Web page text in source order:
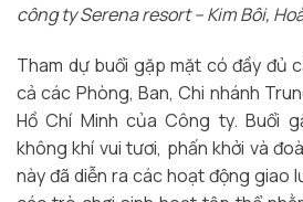
công ty Serena resort – Kim Bôi,
Tham dự buổi gặp mặt có đầy đủ
cả các Phòng, Ban, Chi nhánh
Hồ Chí Minh của Công ty. Buổi
không khí vui tươi, phấn khởi và
này đã diễn ra các hoạt động giao